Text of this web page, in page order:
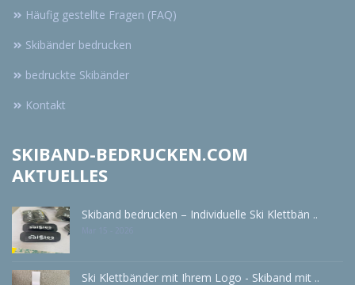
Häufig gestellte Fragen (FAQ)
Skibänder bedrucken
bedruckte Skibänder
Kontakt
SKIBAND-BEDRUCKEN.COM
AKTUELLES
Skiband bedrucken – Individuelle Ski Klettbän ..
Ski Klettbänder mit Ihrem Logo - Skiband mit ..